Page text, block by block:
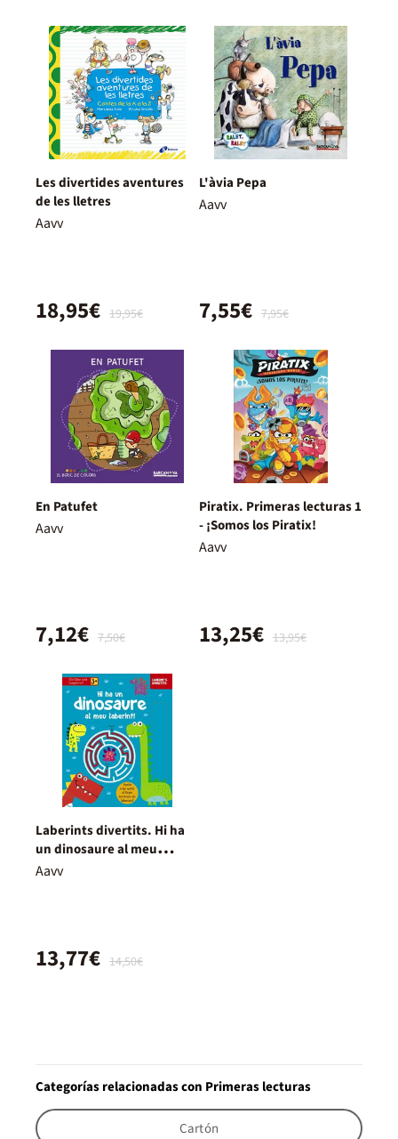
Les divertides aventures
de les lletres
Aavv
19,95€
18,95€
L'àvia Pepa
Aavv
7,95€
7,55€
En Patufet
Aavv
7,50€
7,12€
Piratix. Primeras lecturas 1
- ¡Somos los Piratix!
Aavv
13,95€
13,25€
Laberints divertits. Hi ha
un dinosaure al meu
laberint!
Aavv
14,50€
13,77€
Categorías relacionadas con Primeras lecturas
Cartón